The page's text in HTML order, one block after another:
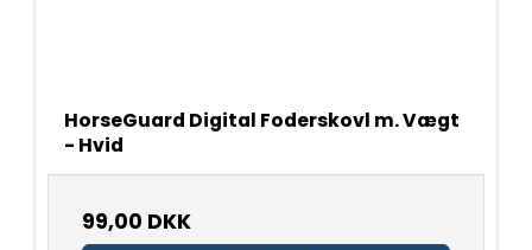
HorseGuard Digital Foderskovl m. Vægt
- Hvid
99,00 DKK